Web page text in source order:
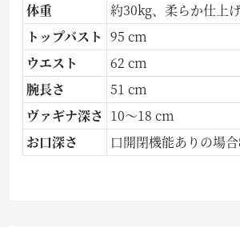
体重
約30kg、柔らか仕上
トップバスト 95 cm
ウエスト
62 cm
腕長さ
51 cm
ヴァギナ深さ 10～18 cm
お口深さ
口開閉機能ありの場